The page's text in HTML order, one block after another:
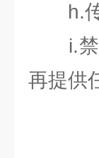
h.传
i.禁止
再提供